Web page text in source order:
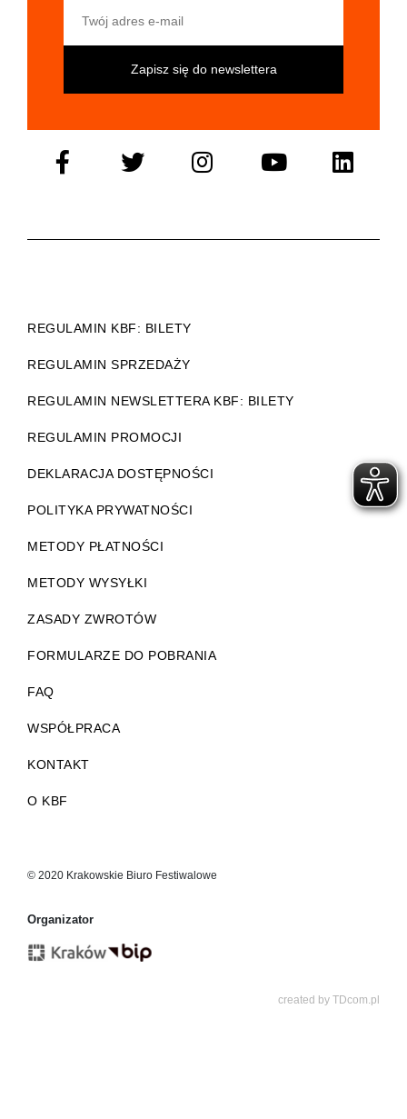
REGULAMIN KBF: BILETY
REGULAMIN SPRZEDAŻY
REGULAMIN NEWSLETTERA KBF: BILETY
REGULAMIN PROMOCJI
DEKLARACJA DOSTĘPNOŚCI
POLITYKA PRYWATNOŚCI
METODY PŁATNOŚCI
METODY WYSYŁKI
ZASADY ZWROTÓW
FORMULARZE DO POBRANIA
FAQ
WSPÓŁPRACA
KONTAKT
O KBF
© 2020 Krakowskie Biuro Festiwalowe
Organizator
created by TDcom.pl